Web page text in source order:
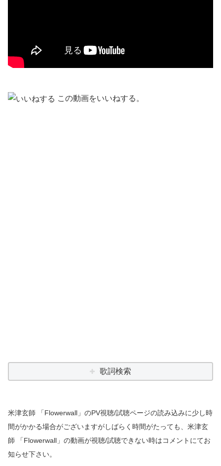
この動画をいいねする。
歌詞検索
米津玄師 「Flowerwall」のPV視聴/試聴ページの読み込みに少し時
間がかかる場合がございますがしばらく時間がたっても、米津玄
師 「Flowerwall」の動画が視聴/試聴できない時はコメントにてお
知らせ下さい。